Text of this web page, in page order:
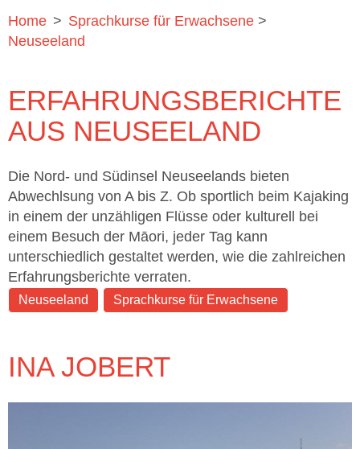
Home > Sprachkurse für Erwachsene >
Neuseeland
ERFAHRUNGSBERICHTE
AUS NEUSEELAND
Die Nord- und Südinsel Neuseelands bieten
Abwechlsung von A bis Z. Ob sportlich beim Kajaking
in einem der unzähligen Flüsse oder kulturell bei
einem Besuch der Māori, jeder Tag kann
unterschiedlich gestaltet werden, wie die zahlreichen
Erfahrungsberichte verraten.
Neuseeland Sprachkurse für Erwachsene
INA JOBERT